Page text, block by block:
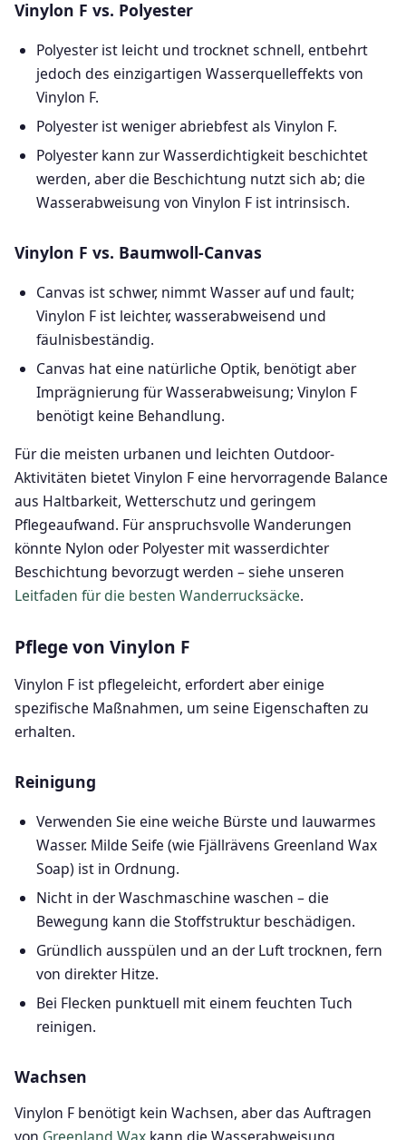
Vinylon F vs. Polyester
Polyester ist leicht und trocknet schnell, entbehrt
jedoch des einzigartigen Wasserquelleffekts von
Vinylon F.
Polyester ist weniger abriebfest als Vinylon F.
Polyester kann zur Wasserdichtigkeit beschichtet
werden, aber die Beschichtung nutzt sich ab; die
Wasserabweisung von Vinylon F ist intrinsisch.
Vinylon F vs. Baumwoll-Canvas
Canvas ist schwer, nimmt Wasser auf und fault;
Vinylon F ist leichter, wasserabweisend und
fäulnisbeständig.
Canvas hat eine natürliche Optik, benötigt aber
Imprägnierung für Wasserabweisung; Vinylon F
benötigt keine Behandlung.
Für die meisten urbanen und leichten Outdoor-
Aktivitäten bietet Vinylon F eine hervorragende Balance
aus Haltbarkeit, Wetterschutz und geringem
Pflegeaufwand. Für anspruchsvolle Wanderungen
könnte Nylon oder Polyester mit wasserdichter
Beschichtung bevorzugt werden – siehe unseren
Leitfaden für die besten Wanderrucksäcke.
Pflege von Vinylon F
Vinylon F ist pflegeleicht, erfordert aber einige
spezifische Maßnahmen, um seine Eigenschaften zu
erhalten.
Reinigung
Verwenden Sie eine weiche Bürste und lauwarmes
Wasser. Milde Seife (wie Fjällrävens Greenland Wax
Soap) ist in Ordnung.
Nicht in der Waschmaschine waschen – die
Bewegung kann die Stoffstruktur beschädigen.
Gründlich ausspülen und an der Luft trocknen, fern
von direkter Hitze.
Bei Flecken punktuell mit einem feuchten Tuch
reinigen.
Wachsen
Vinylon F benötigt kein Wachsen, aber das Auftragen